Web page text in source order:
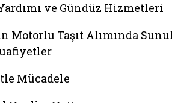
ve Gündüz Hizmetleri
Motorlu Taşıt Alımında
Mücadele